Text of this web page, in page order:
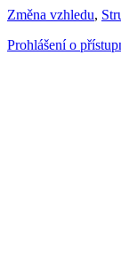
Změna vzhledu,
Prohlášení o